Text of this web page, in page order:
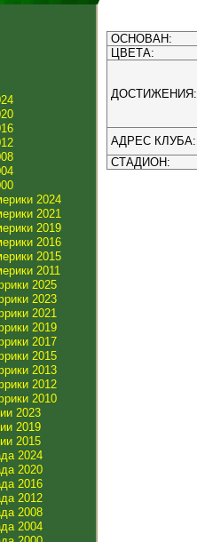
2024
2021
2019
2016
2015
2011
2025
2023
2021
2019
2017
2015
2013
2012
2010
2023
2019
2015
2024
2020
2016
2012
2008
2004
ОСНОВАН:
ЦВЕТА:
ДОСТИЖЕНИЯ:
АДРЕС КЛУБА:
СТАДИОН: